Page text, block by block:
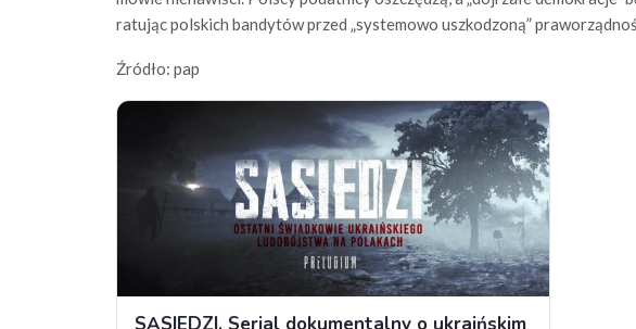
ratując polskich bandytów przed „systemowo uszkodzoną”
Źródło: pap